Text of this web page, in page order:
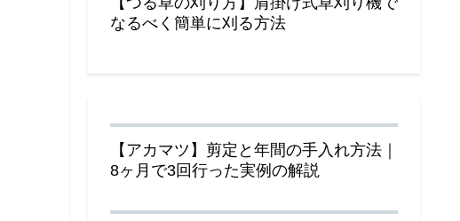
なるべく簡単に刈る方法
【アカマツ】剪定と年間の手入れ方法｜
8ヶ月で3回行った実例の解説